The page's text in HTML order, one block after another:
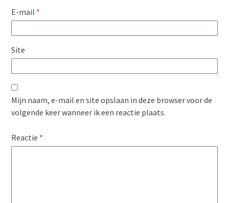
E-mail *
Site
Mijn naam, e-mail en site opslaan in deze browser voor de
volgende keer wanneer ik een reactie plaats.
Reactie *